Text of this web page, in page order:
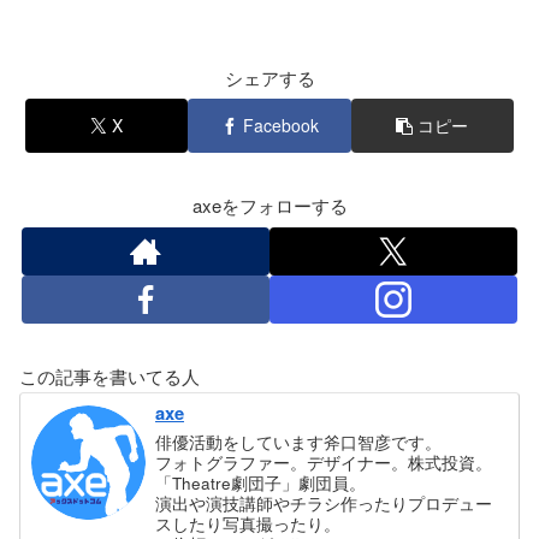
シェアする
X Facebook コピー
axeをフォローする
この記事を書いてる人
axe
俳優活動をしています斧口智彦です。
フォトグラファー。デザイナー。株式投資。
「Theatre劇団子」劇団員。
演出や演技講師やチラシ作ったりプロデュー
スしたり写真撮ったり。